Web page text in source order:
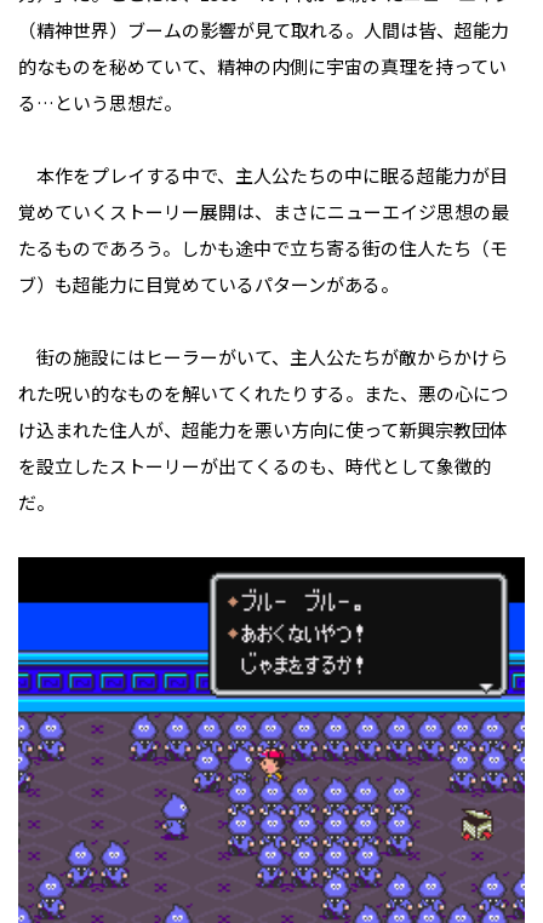
（精神世界）ブームの影響が見て取れる。人間は皆、超能力
的なものを秘めていて、精神の内側に宇宙の真理を持ってい
る…という思想だ。
本作をプレイする中で、主人公たちの中に眠る超能力が目
覚めていくストーリー展開は、まさにニューエイジ思想の最
たるものであろう。しかも途中で立ち寄る街の住人たち（モ
ブ）も超能力に目覚めているパターンがある。
街の施設にはヒーラーがいて、主人公たちが敵からかけら
れた呪い的なものを解いてくれたりする。また、悪の心につ
け込まれた住人が、超能力を悪い方向に使って新興宗教団体
を設立したストーリーが出てくるのも、時代として象徴的
だ。